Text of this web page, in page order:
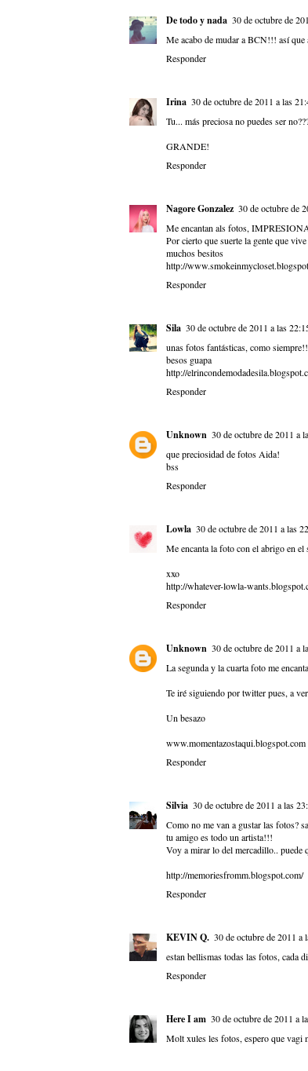
De todo y nada 30 de octubre de
Me acabo de mudar a BCN!!! así que
Responder
Irina 30 de octubre de 2011 a las
Tu... más preciosa no puedes ser
GRANDE!
Responder
Nagore Gonzalez 30 de octubre de
Me encantan als fotos,
Por cierto que suerte la gente que
muchos besitos
http://
Responder
Sila 30 de octubre de 2011 a las
unas fotos fantásticas, como
besos guapa
http://
Responder
Unknown 30 de octubre de 2011 a
que preciosidad de fotos Aida!
bss
Responder
Lowla 30 de octubre de 2011 a las
Me encanta la foto con el abrigo en
xxo
http://whatever-lowla-
Responder
Unknown 30 de octubre de 2011 a
La segunda y la cuarta foto me
Te iré siguiendo por twitter pues, a
Un besazo
www.momentazostaqui.blogspot.com
Responder
Silvia 30 de octubre de 2011 a las
Como no me van a gustar las fotos?
tu amigo es todo un artista!!!
Voy a mirar lo del mercadillo.. puede
http://memoriesfromm.blogspot.com/
Responder
KEVIN Q. 30 de octubre de 2011 a
estan bellismas todas las fotos, cada
Responder
Here I am 30 de octubre de 2011 a
Molt xules les fotos, espero que vagi